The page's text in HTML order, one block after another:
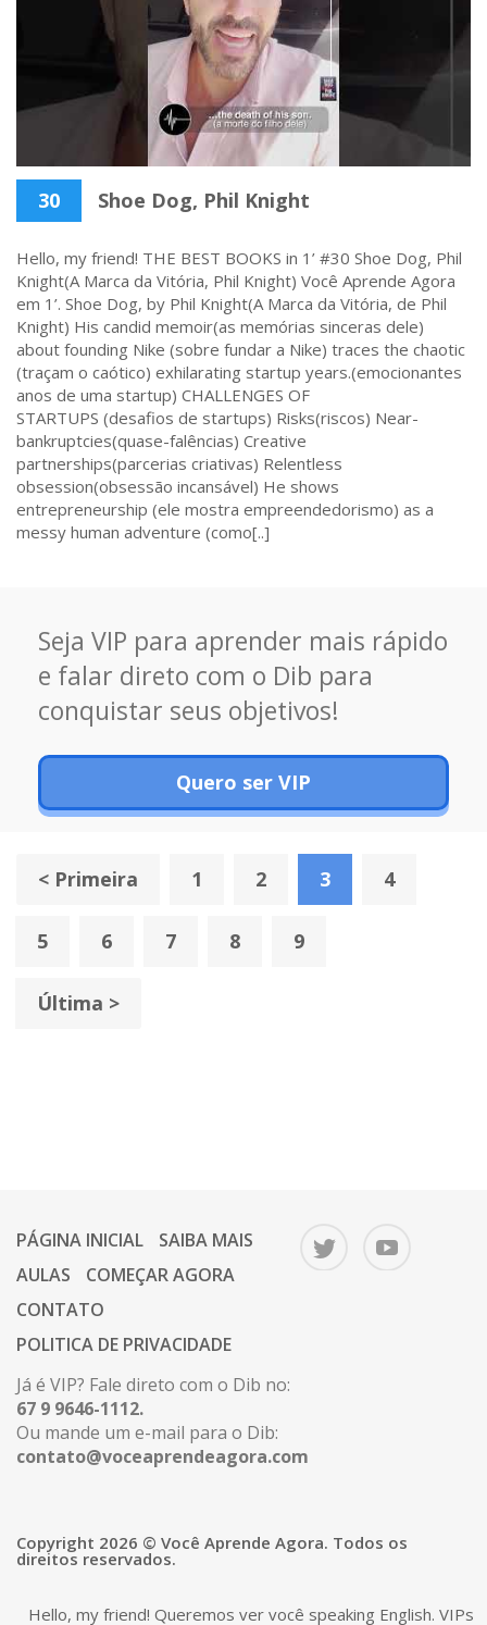
30 Shoe Dog, Phil Knight
Hello, my friend! THE BEST BOOKS in 1’ #30 Shoe Dog, Phil
Knight(A Marca da Vitória, Phil Knight) Você Aprende Agora
em 1’. Shoe Dog, by Phil Knight(A Marca da Vitória, de Phil
Knight) His candid memoir(as memórias sinceras dele)
about founding Nike (sobre fundar a Nike) traces the chaotic
(traçam o caótico) exhilarating startup years.(emocionantes
anos de uma startup) CHALLENGES OF
STARTUPS (desafios de startups) Risks(riscos) Near-
bankruptcies(quase-falências) Creative
partnerships(parcerias criativas) Relentless
obsession(obsessão incansável) He shows
entrepreneurship (ele mostra empreendedorismo) as a
messy human adventure (como[..]
Seja VIP para aprender mais rápido
e falar direto com o Dib para
conquistar seus objetivos!
Quero ser VIP
< Primeira 1 2 3 4
5 6 7 8 9
Última >
PÁGINA INICIAL
SAIBA MAIS
AULAS
COMEÇAR AGORA
CONTATO
POLITICA DE PRIVACIDADE
Já é VIP? Fale direto com o Dib no:
67 9 9646-1112.
Ou mande um e-mail para o Dib:
contato@voceaprendeagora.com
Copyright 2026 © Você Aprende Agora. Todos os
direitos reservados.
Hello, my friend! Queremos ver você speaking English. VIPs